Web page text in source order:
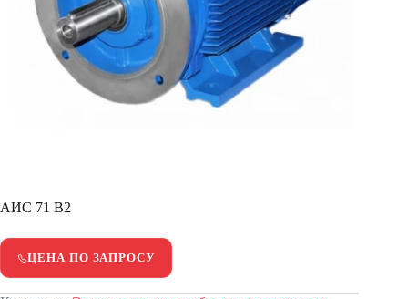
АИС 71 В2
ЦЕНА ПО ЗАПРОСУ